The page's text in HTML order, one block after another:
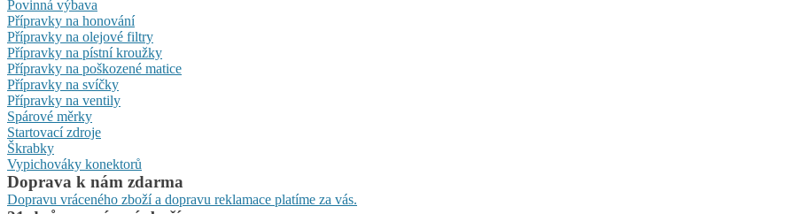
Povinná výbava
Přípravky na honování
Přípravky na olejové filtry
Přípravky na pístní kroužky
Přípravky na poškozené matice
Přípravky na svíčky
Přípravky na ventily
Spárové měrky
Startovací zdroje
Škrabky
Vypichováky konektorů
Doprava k nám zdarma
Dopravu vráceného zboží a dopravu reklamace platíme za vás.